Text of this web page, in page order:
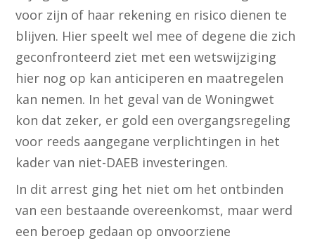
voor zijn of haar rekening en risico dienen te
blijven. Hier speelt wel mee of degene die zich
geconfronteerd ziet met een wetswijziging
hier nog op kan anticiperen en maatregelen
kan nemen. In het geval van de Woningwet
kon dat zeker, er gold een overgangsregeling
voor reeds aangegane verplichtingen in het
kader van niet-DAEB investeringen.
In dit arrest ging het niet om het ontbinden
van een bestaande overeenkomst, maar werd
een beroep gedaan op onvoorziene